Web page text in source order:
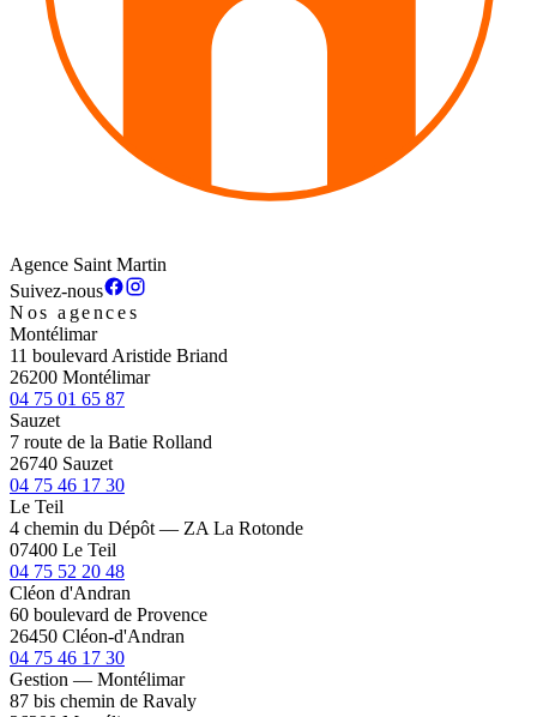
Agence Saint Martin
Suivez-nous
Nos agences
Montélimar
11 boulevard Aristide Briand
26200 Montélimar
04 75 01 65 87
Sauzet
7 route de la Batie Rolland
26740 Sauzet
04 75 46 17 30
Le Teil
4 chemin du Dépôt — ZA La Rotonde
07400 Le Teil
04 75 52 20 48
Cléon d'Andran
60 boulevard de Provence
26450 Cléon-d'Andran
04 75 46 17 30
Gestion — Montélimar
87 bis chemin de Ravaly